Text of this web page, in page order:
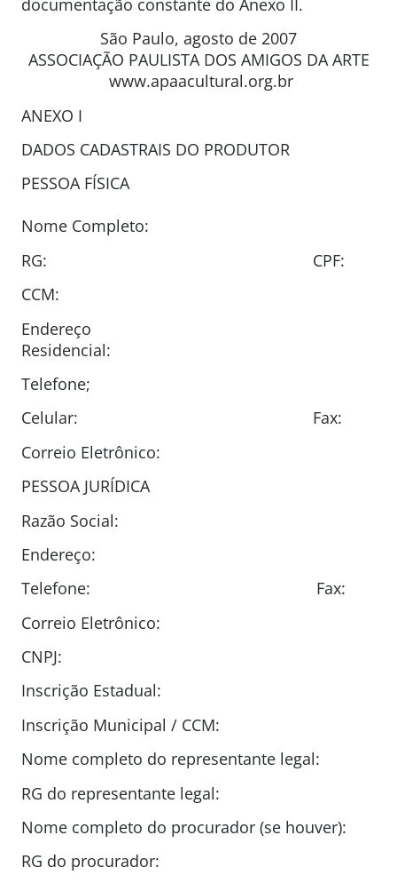
documentação constante do Anexo II.
São Paulo, agosto de 2007
ASSOCIAÇÃO PAULISTA DOS AMIGOS DA ARTE
www.apaacultural.org.br
ANEXO I
DADOS CADASTRAIS DO PRODUTOR
PESSOA FÍSICA
Nome Completo:
RG: CPF:
CCM:
Endereço
Telefone;
Celular: Fax:
Correio Eletrônico:
PESSOA JURÍDICA
Razão Social:
Endereço:
Telefone: Fax:
Correio Eletrônico:
CNPJ:
Inscrição Estadual:
Inscrição Municipal / CCM:
Nome completo do representante legal:
RG do representante legal:
Nome completo do procurador (se houver):
RG do procurador: